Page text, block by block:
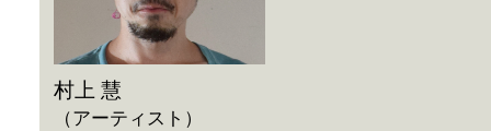
村上 慧
（アーティスト）